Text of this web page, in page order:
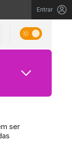
Entrar
ser